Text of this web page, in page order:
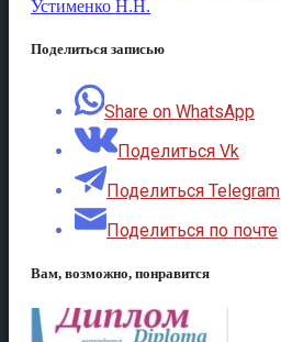
Устименко Н.Н.
Поделиться записью
Share on WhatsApp
Поделиться Vk
Поделиться Telegram
Поделиться по почте
Вам, возможно, понравится